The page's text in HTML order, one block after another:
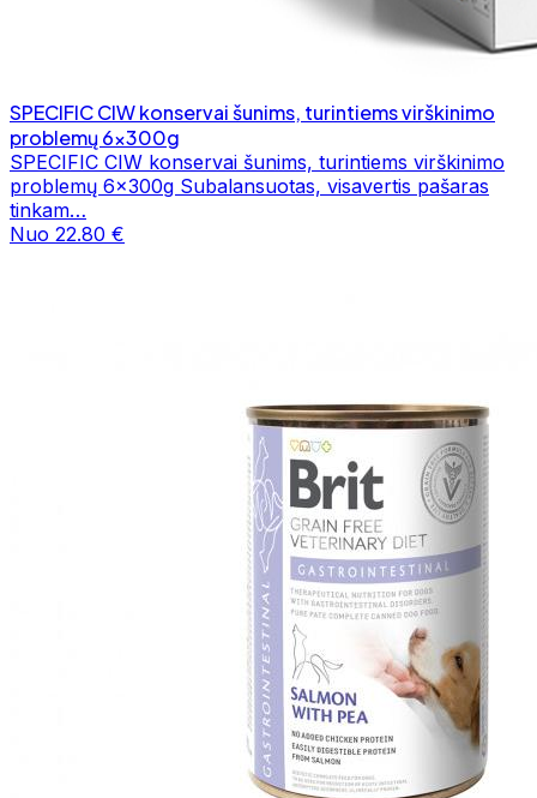
SPECIFIC CIW konservai šunims, turintiems virškinimo
problemų 6x300g
SPECIFIC CIW konservai šunims, turintiems virškinimo
problemų 6x300g Subalansuotas, visavertis pašaras
tinkam…
Nuo 22.80 €